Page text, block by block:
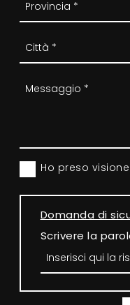
Ho preso
Domanda di
Scrivere la